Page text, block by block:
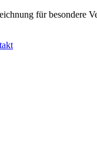
für besondere